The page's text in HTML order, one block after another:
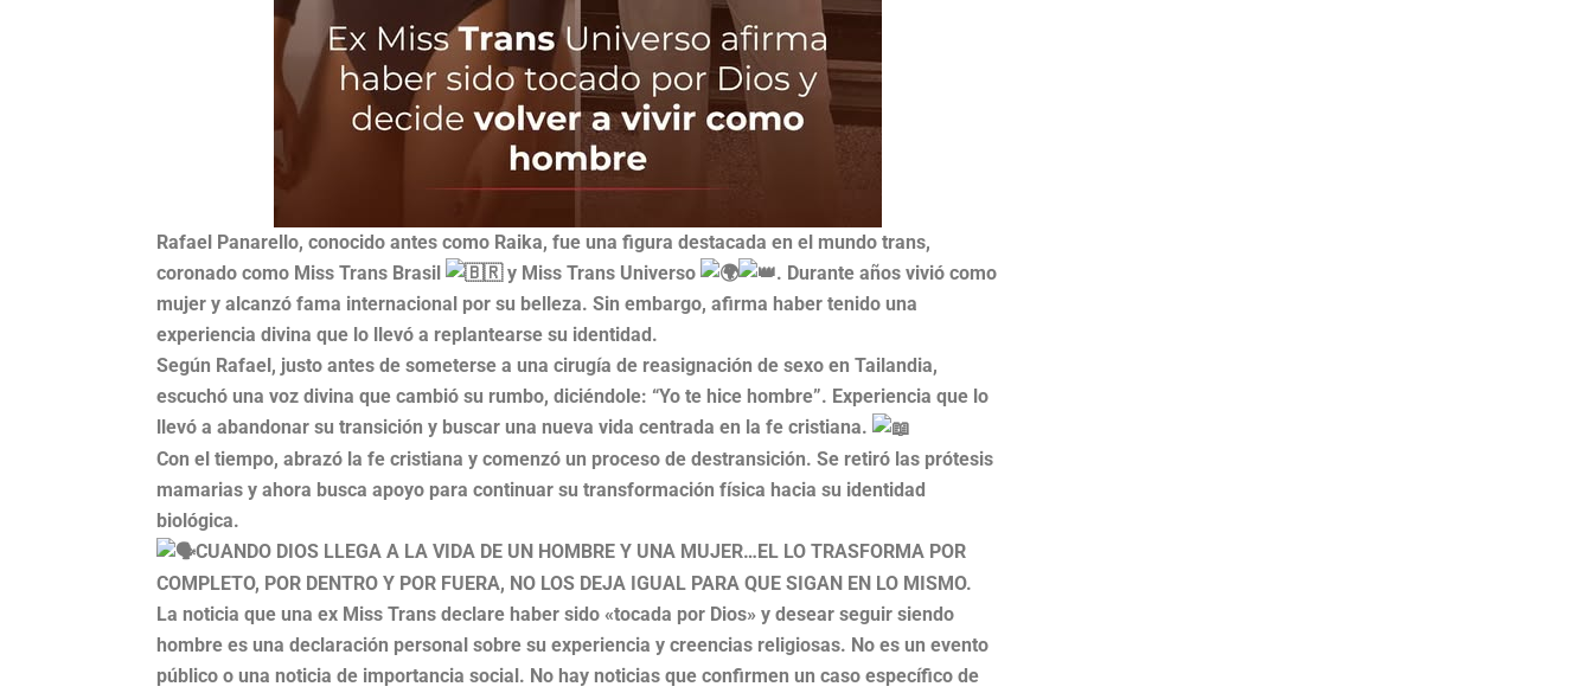
Rafael Panarello, conocido antes como Raika, fue una figura destacada en el mundo trans,
coronado como Miss Trans Brasil
y Miss Trans Universo
. Durante años vivió como
mujer y alcanzó fama internacional por su belleza. Sin embargo, afirma haber tenido una
experiencia divina que lo llevó a replantearse su identidad.
Según Rafael, justo antes de someterse a una cirugía de reasignación de sexo en Tailandia,
escuchó una voz divina que cambió su rumbo, diciéndole: “Yo te hice hombre”. Experiencia que lo
llevó a abandonar su transición y buscar una nueva vida centrada en la fe cristiana.
Con el tiempo, abrazó la fe cristiana y comenzó un proceso de destransición. Se retiró las prótesis
mamarias y ahora busca apoyo para continuar su transformación física hacia su identidad
biológica.
CUANDO DIOS LLEGA A LA VIDA DE UN HOMBRE Y UNA MUJER…EL LO TRASFORMA POR
COMPLETO, POR DENTRO Y POR FUERA, NO LOS DEJA IGUAL PARA QUE SIGAN EN LO MISMO.
La noticia que una ex Miss Trans declare haber sido «tocada por Dios» y desear seguir siendo
hombre es una declaración personal sobre su experiencia y creencias religiosas. No es un evento
público o una noticia de importancia social. No hay noticias que confirmen un caso específico de